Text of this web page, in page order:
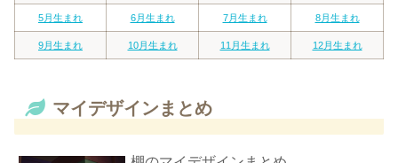
5月生まれ 6月生まれ 7月生まれ 8月生まれ
9月生まれ 10月生まれ 11月生まれ 12月生まれ
マイデザインまとめ